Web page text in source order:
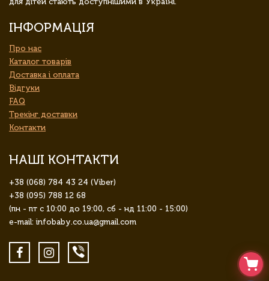
ІНФОРМАЦІЯ
Про нас
Каталог товарів
Доставка і оплата
Відгуки
FAQ
Трекінг доставки
Контакти
НАШІ КОНТАКТИ
+38 (068) 784 43 24 (Viber)
+38 (095) 788 12 68
(пн - пт с 10:00 до 19:00, сб - нд 11:00 - 15:00)
e-mail: infobaby.co.ua@gmail.com